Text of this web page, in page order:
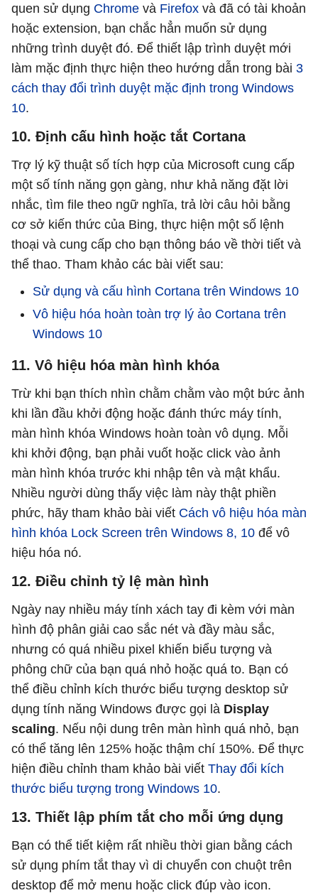
quen sử dụng Chrome và Firefox và đã có tài khoản
hoặc extension, bạn chắc hẳn muốn sử dụng
những trình duyệt đó. Để thiết lập trình duyệt mới
làm mặc định thực hiện theo hướng dẫn trong bài 3
cách thay đổi trình duyệt mặc định trong Windows
10.
10. Định cấu hình hoặc tắt Cortana
Trợ lý kỹ thuật số tích hợp của Microsoft cung cấp
một số tính năng gọn gàng, như khả năng đặt lời
nhắc, tìm file theo ngữ nghĩa, trả lời câu hỏi bằng
cơ sở kiến ​​thức của Bing, thực hiện một số lệnh
thoại và cung cấp cho bạn thông báo về thời tiết và
thể thao. Tham khảo các bài viết sau:
Sử dụng và cấu hình Cortana trên Windows 10
Vô hiệu hóa hoàn toàn trợ lý ảo Cortana trên
Windows 10
11. Vô hiệu hóa màn hình khóa
Trừ khi bạn thích nhìn chằm chằm vào một bức ảnh
khi lần đầu khởi động hoặc đánh thức máy tính,
màn hình khóa Windows hoàn toàn vô dụng. Mỗi
khi khởi động, bạn phải vuốt hoặc click vào ảnh
màn hình khóa trước khi nhập tên và mật khẩu.
Nhiều người dùng thấy việc làm này thật phiền
phức, hãy tham khảo bài viết Cách vô hiệu hóa màn
hình khóa Lock Screen trên Windows 8, 10 để vô
hiệu hóa nó.
12. Điều chỉnh tỷ lệ màn hình
Ngày nay nhiều máy tính xách tay đi kèm với màn
hình độ phân giải cao sắc nét và đầy màu sắc,
nhưng có quá nhiều pixel khiến biểu tượng và
phông chữ của bạn quá nhỏ hoặc quá to. Bạn có
thể điều chỉnh kích thước biểu tượng desktop sử
dụng tính năng Windows được gọi là Display
scaling. Nếu nội dung trên màn hình quá nhỏ, bạn
có thể tăng lên 125% hoặc thậm chí 150%. Để thực
hiện điều chỉnh tham khảo bài viết Thay đổi kích
thước biểu tượng trong Windows 10.
13. Thiết lập phím tắt cho mỗi ứng dụng
Bạn có thể tiết kiệm rất nhiều thời gian bằng cách
sử dụng phím tắt thay vì di chuyển con chuột trên
desktop để mở menu hoặc click đúp vào icon.